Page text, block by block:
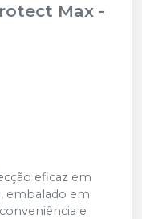
Max -
eficaz em
embalado em
e